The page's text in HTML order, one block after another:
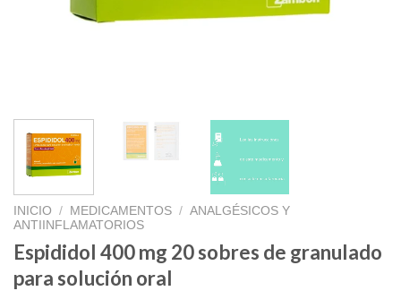
INICIO / MEDICAMENTOS / ANALGÉSICOS Y
ANTIINFLAMATORIOS
Espididol 400 mg 20 sobres de granulado
para solución oral